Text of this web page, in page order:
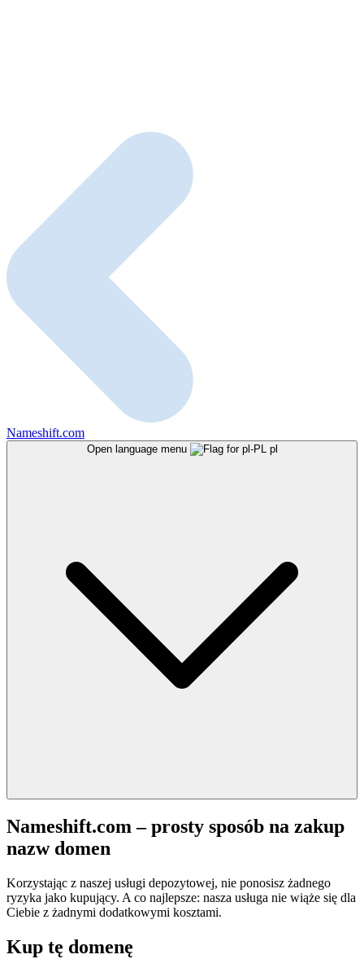
Nameshift.com
Open language menu pl
Nameshift.com – prosty sposób na zakup
nazw domen
Korzystając z naszej usługi depozytowej, nie ponosisz żadnego
ryzyka jako kupujący. A co najlepsze: nasza usługa nie wiąże się dla
Ciebie z żadnymi dodatkowymi kosztami.
Kup tę domenę